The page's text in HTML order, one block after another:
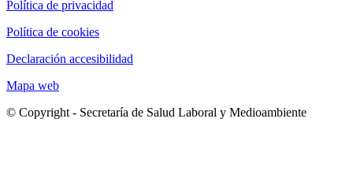
Política de privacidad
Política de cookies
Declaración accesibilidad
Mapa web
© Copyright - Secretaría de Salud Laboral y Medioambiente